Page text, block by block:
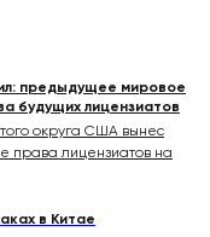
предыдущее мировое
будущих лицензиатов
округа США вынес
права лицензиатов на
в Китае